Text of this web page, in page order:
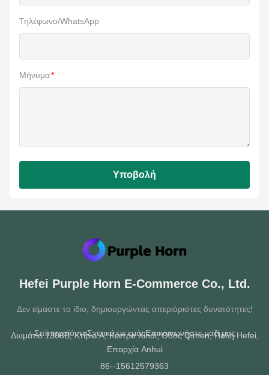
Τηλέφωνο/WhatsApp
Μήνυμα*
Υποβολή
Hefei Purple Horn E-Commerce Co., Ltd.
Δεν είμαστε το ίδιο, δημιουργώντας απεριόριστες δυνατότητες!
ΣπίτιπροϊόνταΣχετικά με εμάςΕπικοινωνήστε μαζί μας
Δωμάτιο 1306B, Κτίριο A, Κέντρο Xindi, Οδός Qimen, Πόλη Hefei,
Επαρχία Anhui
86--15612579363